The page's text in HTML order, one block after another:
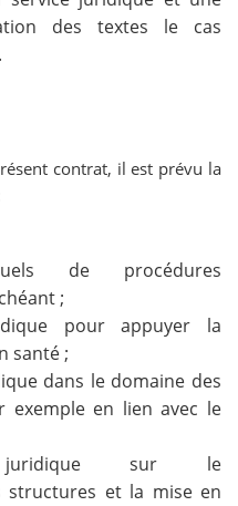
des textes le cas
contrat, il est prévu la
de procédures
;
pour appuyer la
santé ;
dans le domaine des
exemple en lien avec le
juridique sur le
structures et la mise en